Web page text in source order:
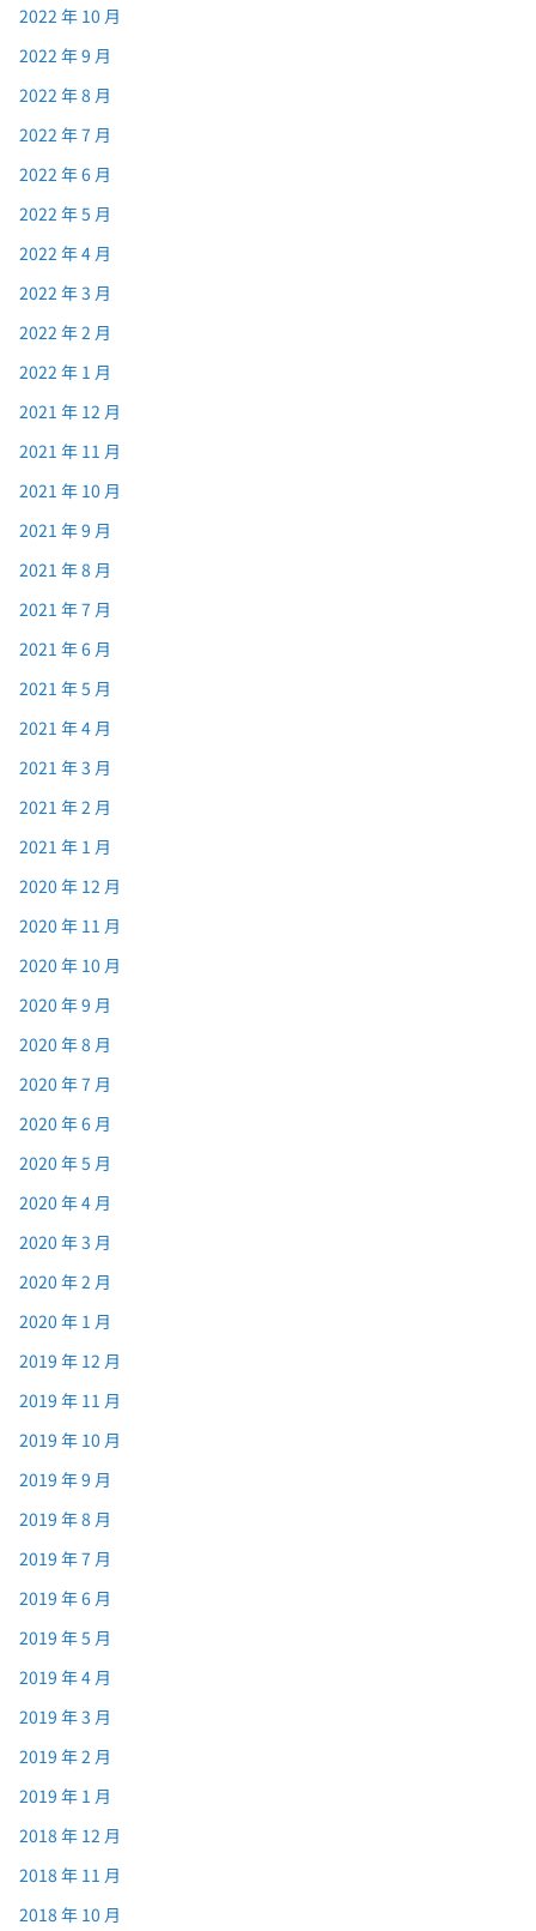
2022 年 10 月
2022 年 9 月
2022 年 8 月
2022 年 7 月
2022 年 6 月
2022 年 5 月
2022 年 4 月
2022 年 3 月
2022 年 2 月
2022 年 1 月
2021 年 12 月
2021 年 11 月
2021 年 10 月
2021 年 9 月
2021 年 8 月
2021 年 7 月
2021 年 6 月
2021 年 5 月
2021 年 4 月
2021 年 3 月
2021 年 2 月
2021 年 1 月
2020 年 12 月
2020 年 11 月
2020 年 10 月
2020 年 9 月
2020 年 8 月
2020 年 7 月
2020 年 6 月
2020 年 5 月
2020 年 4 月
2020 年 3 月
2020 年 2 月
2020 年 1 月
2019 年 12 月
2019 年 11 月
2019 年 10 月
2019 年 9 月
2019 年 8 月
2019 年 7 月
2019 年 6 月
2019 年 5 月
2019 年 4 月
2019 年 3 月
2019 年 2 月
2019 年 1 月
2018 年 12 月
2018 年 11 月
2018 年 10 月